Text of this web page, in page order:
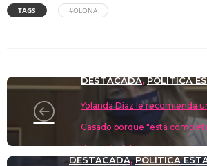
o m p
p
o
o
k
TAGS #OLONA
DESTACADA,POLÍTICA
Yolanda Díaz le recomienda
Casado porque "está
desnortado"
DESTACADA,POLÍTICA